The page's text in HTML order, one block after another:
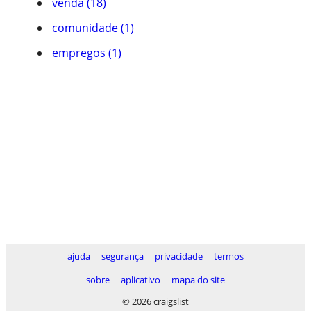
comunidade (1)
empregos (1)
ajuda segurança privacidade
termos
sobre
aplicativo
mapa do site
© 2026 craigslist